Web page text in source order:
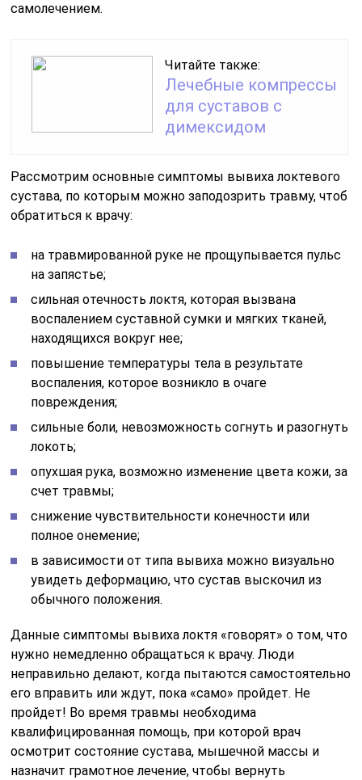
самолечением.
Читайте также:
Лечебные компрессы
для суставов с
димексидом
Рассмотрим основные симптомы вывиха локтевого
сустава, по которым можно заподозрить травму, чтоб
обратиться к врачу:
на травмированной руке не прощупывается пульс
на запястье;
сильная отечность локтя, которая вызвана
воспалением суставной сумки и мягких тканей,
находящихся вокруг нее;
повышение температуры тела в результате
воспаления, которое возникло в очаге
повреждения;
сильные боли, невозможность согнуть и разогнуть
локоть;
опухшая рука, возможно изменение цвета кожи, за
счет травмы;
снижение чувствительности конечности или
полное онемение;
в зависимости от типа вывиха можно визуально
увидеть деформацию, что сустав выскочил из
обычного положения.
Данные симптомы вывиха локтя «говорят» о том, что
нужно немедленно обращаться к врачу. Люди
неправильно делают, когда пытаются самостоятельно
его вправить или ждут, пока «само» пройдет. Не
пройдет! Во время травмы необходима
квалифицированная помощь, при которой врач
осмотрит состояние сустава, мышечной массы и
назначит грамотное лечение, чтобы вернуть